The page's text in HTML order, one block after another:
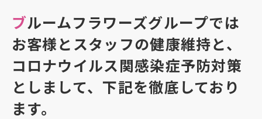
ブルームフラワーズグループでは
お客様とスタッフの健康維持と、
コロナウイルス関感染症予防対策
としまして、下記を徹底しており
ます。